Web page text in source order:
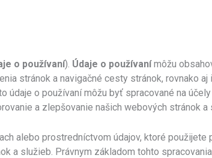
o používaní). Údaje o používanímôžu
stránok a navigačné cesty stránok, rovnako
o používaní môžu byť spracované na
a zlepšovanie našich webových stránok a
alebo prostredníctvom údajov, ktoré použijete
a služieb. Právnym základom tohto